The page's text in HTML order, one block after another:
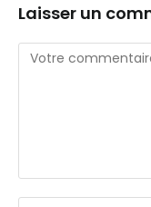
Laisser un